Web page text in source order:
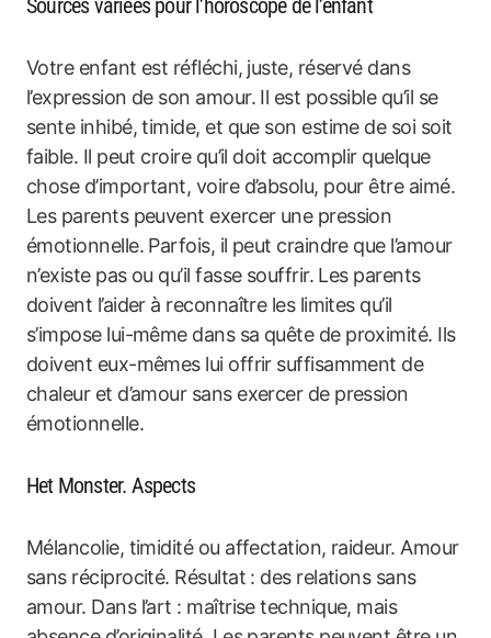
Sources variées pour l’horoscope de l’enfant
Votre enfant est réfléchi, juste, réservé dans
l’expression de son amour. Il est possible qu’il se
sente inhibé, timide, et que son estime de soi soit
faible. Il peut croire qu’il doit accomplir quelque
chose d’important, voire d’absolu, pour être aimé.
Les parents peuvent exercer une pression
émotionnelle. Parfois, il peut craindre que l’amour
n’existe pas ou qu’il fasse souffrir. Les parents
doivent l’aider à reconnaître les limites qu’il
s’impose lui-même dans sa quête de proximité. Ils
doivent eux-mêmes lui offrir suffisamment de
chaleur et d’amour sans exercer de pression
émotionnelle.
Het Monster. Aspects
Mélancolie, timidité ou affectation, raideur. Amour
sans réciprocité. Résultat : des relations sans
amour. Dans l’art : maîtrise technique, mais